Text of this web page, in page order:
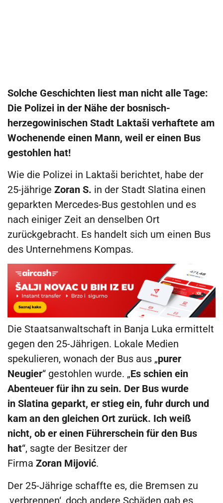
Solche Geschichten liest man nicht alle Tage:
Die Polizei in der Nähe der bosnisch-
herzegowinischen Stadt Laktaši verhaftete am
Wochenende einen Mann, weil er einen Bus
gestohlen hat!
Wie die Polizei in Laktaši berichtet, habe der
25-jährige Zoran S. in der Stadt Slatina einen
geparkten Mercedes-Bus gestohlen und es
nach einiger Zeit an denselben Ort
zurückgebracht. Es handelt sich um einen Bus
des Unternehmens Kompas.
Die Staatsanwaltschaft in Banja Luka ermittelt
gegen den 25-Jährigen. Lokale Medien
spekulieren, wonach der Bus aus „purer
Neugier“ gestohlen wurde. „Es schien ein
Abenteuer für ihn zu sein. Der Bus wurde
in Slatina geparkt, er stieg ein, fuhr durch und
kam an den gleichen Ort zurück. Ich weiß
nicht, ob er einen Führerschein für den Bus
hat“, sagte der Besitzer der
Firma Zoran Mijović.
Der 25-Jährige schaffte es, die Bremsen zu
‚verbrennen‘, doch andere Schäden gab es